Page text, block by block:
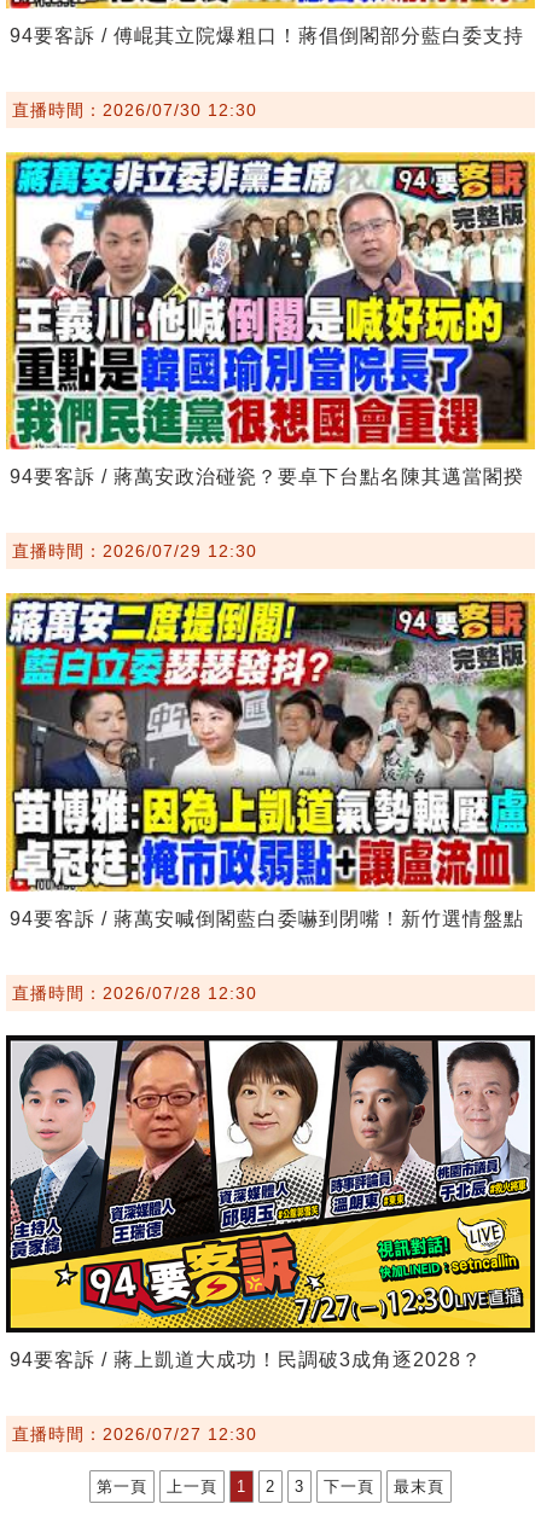
94要客訴 / 傅崐萁立院爆粗口！蔣倡倒閣部分藍白委支持
直播時間：2026/07/30 12:30
94要客訴 / 蔣萬安政治碰瓷？要卓下台點名陳其邁當閣揆
直播時間：2026/07/29 12:30
94要客訴 / 蔣萬安喊倒閣藍白委嚇到閉嘴！新竹選情盤點
直播時間：2026/07/28 12:30
94要客訴 / 蔣上凱道大成功！民調破3成角逐2028？
直播時間：2026/07/27 12:30
第一頁 上一頁 1 2 3 下一頁 最末頁